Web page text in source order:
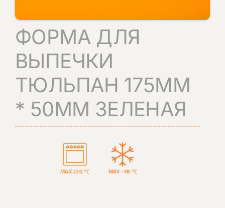
ФОРМА ДЛЯ
ВЫПЕЧКИ
ТЮЛЬПАН 175ММ
* 50ММ ЗЕЛЕНАЯ
MAX 220 °C MAX -18 °C